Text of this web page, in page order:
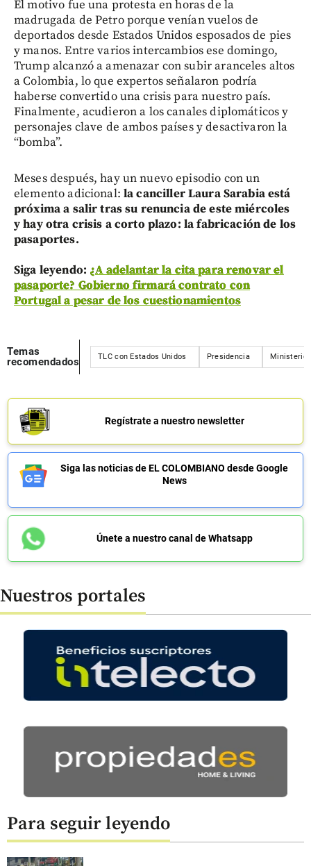
El motivo fue una protesta en horas de la
madrugada de Petro porque venían vuelos de
deportados desde Estados Unidos esposados de pies
y manos. Entre varios intercambios ese domingo,
Trump alcanzó a amenazar con subir aranceles altos
a Colombia, lo que expertos señalaron podría
haberse convertido una crisis para nuestro país.
Finalmente, acudieron a los canales diplomáticos y
personajes clave de ambos países y desactivaron la
“bomba”.
Meses después, hay un nuevo episodio con un
elemento adicional: la canciller Laura Sarabia está
próxima a salir tras su renuncia de este miércoles
y hay otra crisis a corto plazo: la fabricación de los
pasaportes.
Siga leyendo: ¿A adelantar la cita para renovar el
pasaporte? Gobierno firmará contrato con
Portugal a pesar de los cuestionamientos
Temas
recomendados
TLC con Estados Unidos Presidencia Ministerio
Regístrate a nuestro newsletter
Siga las noticias de EL COLOMBIANO desde Google
News
Únete a nuestro canal de Whatsapp
Nuestros portales
Para seguir leyendo